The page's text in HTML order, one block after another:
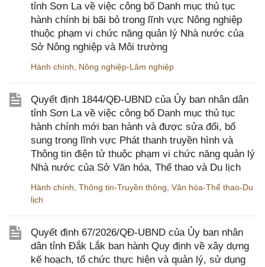
tỉnh Sơn La về việc công bố Danh mục thủ tục
hành chính bị bãi bỏ trong lĩnh vực Nông nghiệp
thuộc phạm vi chức năng quản lý Nhà nước của
Sở Nông nghiệp và Môi trường
Hành chính Nông nghiệp-Lâm nghiệp
Quyết định 1844/QĐ-UBND của Ủy ban nhân dân
tỉnh Sơn La về việc công bố Danh mục thủ tục
hành chính mới ban hành và được sửa đổi, bổ
sung trong lĩnh vực Phát thanh truyền hình và
Thông tin điện tử thuộc phạm vi chức năng quản lý
Nhà nước của Sở Văn hóa, Thể thao và Du lịch
Hành chính Thông tin-Truyền thông Văn hóa-Thể thao-Du
lịch
Quyết định 67/2026/QĐ-UBND của Ủy ban nhân
dân tỉnh Đắk Lắk ban hành Quy định về xây dựng
kế hoạch, tổ chức thực hiện và quản lý, sử dụng